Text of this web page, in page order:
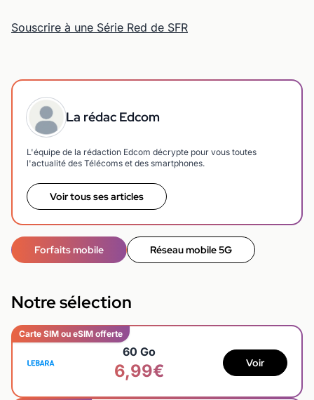
Souscrire à une Série Red de SFR
La rédac Edcom
L'équipe de la rédaction Edcom décrypte pour vous toutes
l'actualité des Télécoms et des smartphones.
Voir tous ses articles
Forfaits mobile Réseau mobile 5G
Notre sélection
Carte SIM ou eSIM offerte
60 Go
6,99€ Voir